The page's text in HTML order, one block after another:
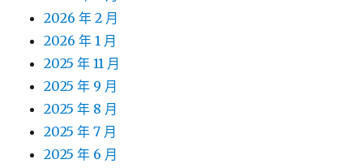
2026 年 2 月
2026 年 1 月
2025 年 11 月
2025 年 9 月
2025 年 8 月
2025 年 7 月
2025 年 6 月